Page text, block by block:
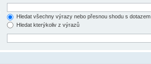
Hledat všechny výrazy nebo přesnou shodu s dotazem
Hledat kterýkoliv z výrazů